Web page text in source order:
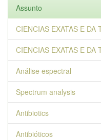
Assunto
CIENCIAS EXATAS E DA
CIENCIAS EXATAS E DA
Análise espectral
Spectrum analysis
Antibiotics
Antibióticos